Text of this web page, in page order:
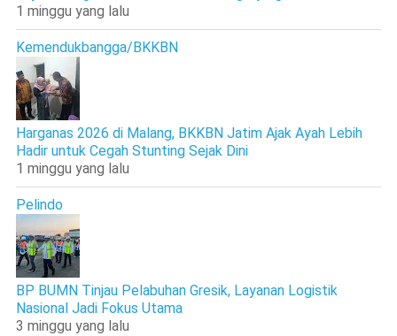
1 minggu yang lalu
Kemendukbangga/BKKBN
Harganas 2026 di Malang, BKKBN Jatim Ajak Ayah Lebih
Hadir untuk Cegah Stunting Sejak Dini
1 minggu yang lalu
Pelindo
BP BUMN Tinjau Pelabuhan Gresik, Layanan Logistik
Nasional Jadi Fokus Utama
3 minggu yang lalu